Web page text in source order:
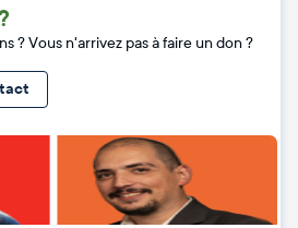
? Vous n'arrivez pas à faire un don ?